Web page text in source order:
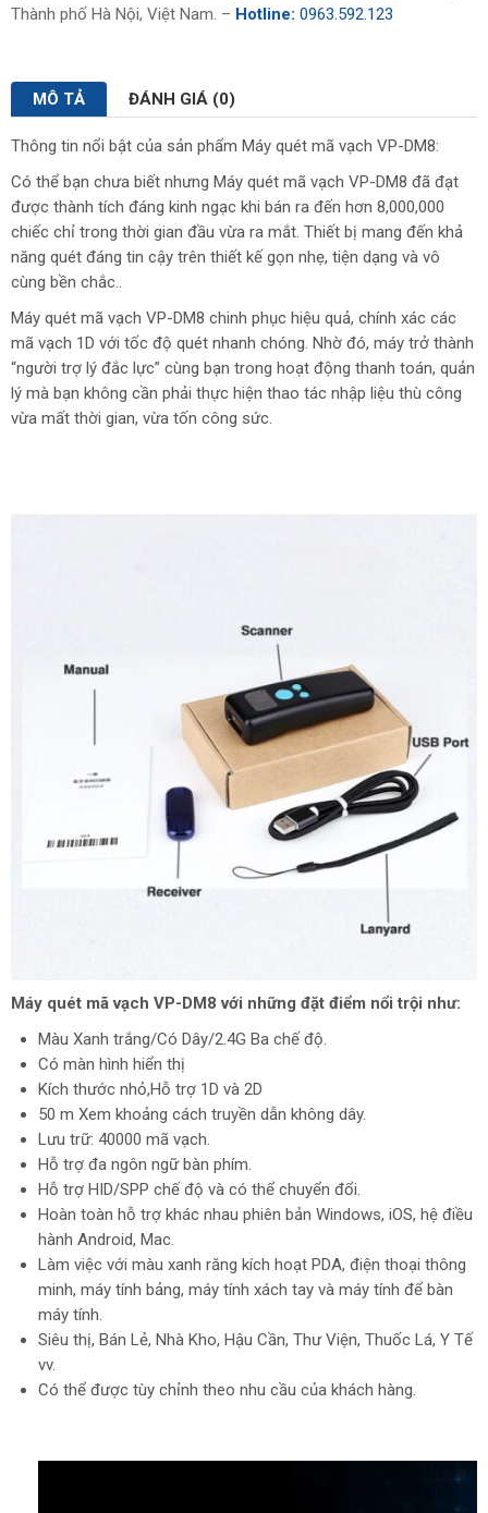
Thành phố Hà Nội, Việt Nam. – Hotline: 0963.592.123
MÔ TẢ ĐÁNH GIÁ (0)
Thông tin nổi bật của sản phẩm Máy quét mã vạch VP-DM8:
Có thể bạn chưa biết nhưng Máy quét mã vạch VP-DM8 đã đạt
được thành tích đáng kinh ngạc khi bán ra đến hơn 8,000,000
chiếc chỉ trong thời gian đầu vừa ra mắt. Thiết bị mang đến khả
năng quét đáng tin cậy trên thiết kế gọn nhẹ, tiện dạng và vô
cùng bền chắc..
Máy quét mã vạch VP-DM8 chinh phục hiệu quả, chính xác các
mã vạch 1D với tốc độ quét nhanh chóng. Nhờ đó, máy trở thành
“người trợ lý đắc lực” cùng bạn trong hoạt động thanh toán, quản
lý mà bạn không cần phải thực hiện thao tác nhập liệu thù công
vừa mất thời gian, vừa tốn công sức.
Máy quét mã vạch VP-DM8với những đặt điểm nổi trội như:
Màu Xanh trắng/Có Dây/2.4G Ba chế độ.
Có màn hình hiển thị
Kích thước nhỏ,Hỗ trợ 1D và 2D
50 m Xem khoảng cách truyền dẫn không dây.
Lưu trữ: 40000 mã vạch.
Hỗ trợ đa ngôn ngữ bàn phím.
Hỗ trợ HID/SPP chế độ và có thể chuyển đổi.
Hoàn toàn hỗ trợ khác nhau phiên bản Windows, iOS, hệ điều
hành Android, Mac.
Làm việc với màu xanh răng kích hoạt PDA, điện thoại thông
minh, máy tính bảng, máy tính xách tay và máy tính để bàn
máy tính.
Siêu thị, Bán Lẻ, Nhà Kho, Hậu Cần, Thư Viện, Thuốc Lá, Y Tế
vv.
Có thể được tùy chỉnh theo nhu cầu của khách hàng.